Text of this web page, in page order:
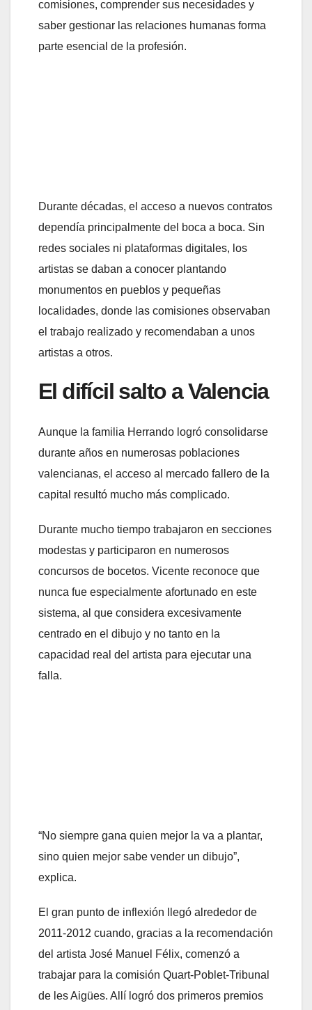
comisiones, comprender sus necesidades y
saber gestionar las relaciones humanas forma
parte esencial de la profesión.
Durante décadas, el acceso a nuevos contratos
dependía principalmente del boca a boca. Sin
redes sociales ni plataformas digitales, los
artistas se daban a conocer plantando
monumentos en pueblos y pequeñas
localidades, donde las comisiones observaban
el trabajo realizado y recomendaban a unos
artistas a otros.
El difícil salto a Valencia
Aunque la familia Herrando logró consolidarse
durante años en numerosas poblaciones
valencianas, el acceso al mercado fallero de la
capital resultó mucho más complicado.
Durante mucho tiempo trabajaron en secciones
modestas y participaron en numerosos
concursos de bocetos. Vicente reconoce que
nunca fue especialmente afortunado en este
sistema, al que considera excesivamente
centrado en el dibujo y no tanto en la
capacidad real del artista para ejecutar una
falla.
“No siempre gana quien mejor la va a plantar,
sino quien mejor sabe vender un dibujo”,
explica.
El gran punto de inflexión llegó alrededor de
2011-2012 cuando, gracias a la recomendación
del artista José Manuel Félix, comenzó a
trabajar para la comisión Quart-Poblet-Tribunal
de les Aigües. Allí logró dos primeros premios